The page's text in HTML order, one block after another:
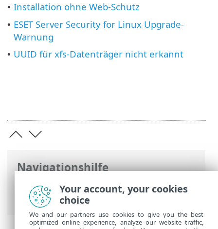
Navigationshilfe
ESET Online-Hilfe>ESET Server Security
for Linux
>Fehlerbehebung
• Installation ohne Web-Schutz
• ESET Server Security for Linux Upgrade-
Warnung
• UUID für xfs-Datenträger nicht erkannt
Your account, your cookies
choice
We and our partners use cookies to give you the best
optimized online experience, analyze our website traffic,